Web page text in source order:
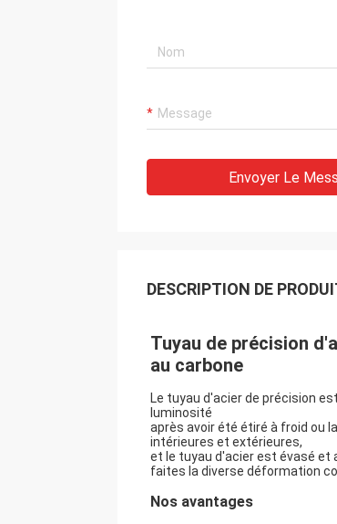
Envoyer Le
DESCRIPTION DE
Tuyau de précision
au carbone
Le tuyau d'acier de précision
luminosité
après avoir été étiré à froid ou
intérieures et extérieures,
et le tuyau d'acier est évasé et
faites la diverse déformation
Nos avantages